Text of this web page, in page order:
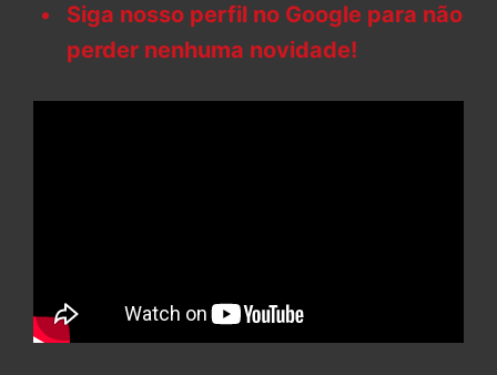
Siga nosso perfil no Google para não
perder nenhuma novidade!